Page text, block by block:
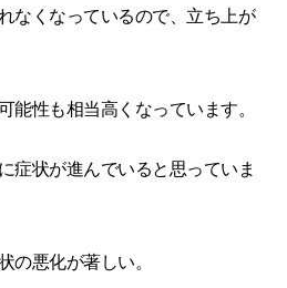
なくなっているので、立ち上が
能性も相当高くなっています。
症状が進んでいると思っていま
の悪化が著しい。